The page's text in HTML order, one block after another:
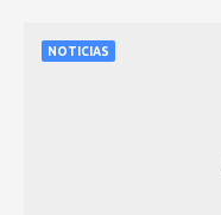
NOTICIAS